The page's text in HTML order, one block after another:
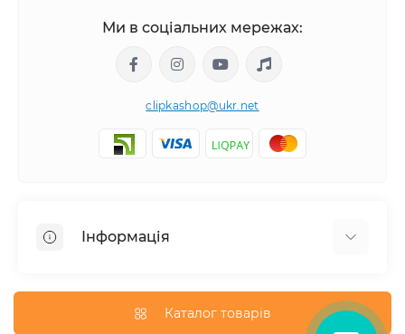
Ми в соціальних мережах:
clipkashop@ukr.net
Інформація
Каталог товарів